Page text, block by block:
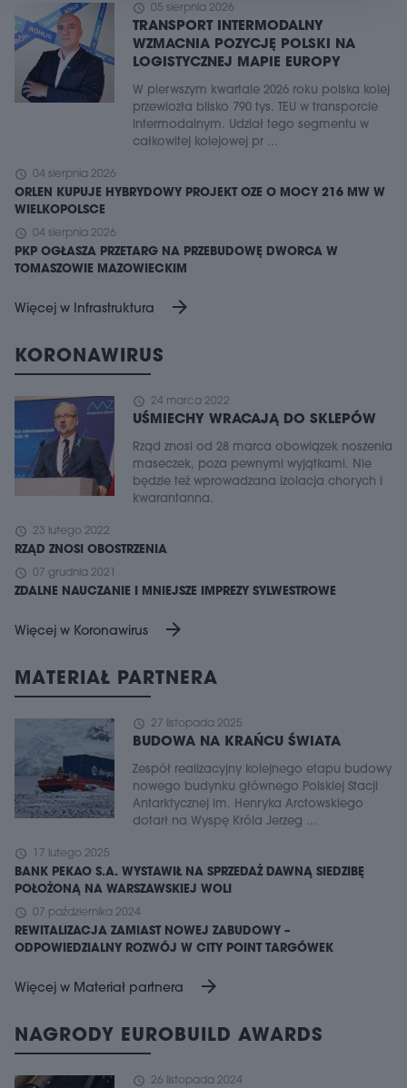
schedule 05 sierpnia 2026
TRANSPORT INTERMODALNY
WZMACNIA POZYCJĘ POLSKI NA
LOGISTYCZNEJ MAPIE EUROPY
W pierwszym kwartale 2026 roku polska kolej
przewiozła blisko 790 tys. TEU w transporcie
intermodalnym. Udział tego segmentu w
całkowitej kolejowej pr ...
schedule 04 sierpnia 2026
ORLEN KUPUJE HYBRYDOWY PROJEKT OZE O MOCY 216 MW W
WIELKOPOLSCE
schedule 04 sierpnia 2026
PKP OGŁASZA PRZETARG NA PRZEBUDOWĘ DWORCA W
TOMASZOWIE MAZOWIECKIM
Więcej w Infrastruktura arrow_forward
KORONAWIRUS
schedule 24 marca 2022
UŚMIECHY WRACAJĄ DO SKLEPÓW
Rząd znosi od 28 marca obowiązek noszenia
maseczek, poza pewnymi wyjątkami. Nie
będzie też wprowadzana izolacja chorych i
kwarantanna.
schedule 23 lutego 2022
RZĄD ZNOSI OBOSTRZENIA
schedule 07 grudnia 2021
ZDALNE NAUCZANIE I MNIEJSZE IMPREZY SYLWESTROWE
Więcej w Koronawirus arrow_forward
MATERIAŁ PARTNERA
schedule 27 listopada 2025
BUDOWA NA KRAŃCU ŚWIATA
Zespół realizacyjny kolejnego etapu budowy
nowego budynku głównego Polskiej Stacji
Antarktycznej im. Henryka Arctowskiego
dotarł na Wyspę Króla Jerzeg ...
schedule 17 lutego 2025
BANK PEKAO S.A. WYSTAWIŁ NA SPRZEDAŻ DAWNĄ SIEDZIBĘ
POŁOŻONĄ NA WARSZAWSKIEJ WOLI
schedule 07 października 2024
REWITALIZACJA ZAMIAST NOWEJ ZABUDOWY –
ODPOWIEDZIALNY ROZWÓJ W CITY POINT TARGÓWEK
Więcej w Materiał partnera arrow_forward
NAGRODY EUROBUILD AWARDS
schedule 26 listopada 2024